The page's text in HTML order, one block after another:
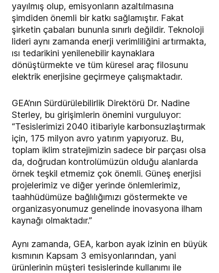
yayılmış olup, emisyonların azaltılmasına
şimdiden önemli bir katkı sağlamıştır. Fakat
şirketin çabaları bununla sınırlı değildir. Teknoloji
lideri aynı zamanda enerji verimliliğini artırmakta,
ısı tedarikini yenilenebilir kaynaklara
dönüştürmekte ve tüm küresel araç filosunu
elektrik enerjisine geçirmeye çalışmaktadır.
GEA’nın Sürdürülebilirlik Direktörü Dr. Nadine
Sterley, bu girişimlerin önemini vurguluyor:
“Tesislerimizi 2040 itibariyle karbonsuzlaştırmak
için, 175 milyon avro yatırım yapıyoruz. Bu,
toplam iklim stratejimizin sadece bir parçası olsa
da, doğrudan kontrolümüzün olduğu alanlarda
örnek teşkil etmemiz çok önemli. Güneş enerjisi
projelerimiz ve diğer yerinde önlemlerimiz,
taahhüdümüze bağlılığımızı göstermekte ve
organizasyonumuz genelinde inovasyona ilham
kaynağı olmaktadır.”
Aynı zamanda, GEA, karbon ayak izinin en büyük
kısmının Kapsam 3 emisyonlarından, yani
ürünlerinin müşteri tesislerinde kullanımı ile